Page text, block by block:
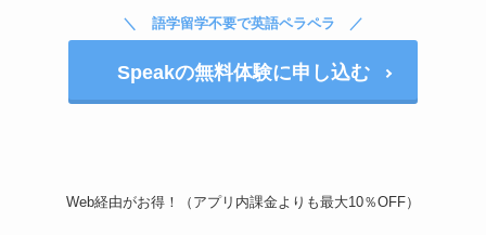
語学留学不要で英語ペラペラ
Speakの無料体験に申し込む
Web経由がお得！（アプリ内課金よりも最大10％OFF）